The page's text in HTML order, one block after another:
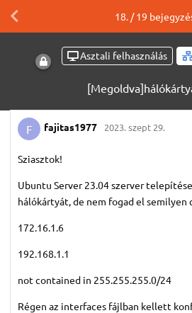
Asztali felhasználás
18. /19
F fajitas1977 2023. szept 29.
Sziasztok!
Ubuntu Server 23.04 szerver
hálókártyát, de nem fogad el semilyen
172.16.1.6
192.168.1.1
not contained in 255.255.255.0/24
Régen az interfaces fájlban kellett